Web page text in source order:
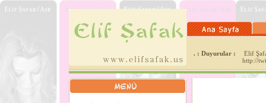
. : Duyurular :
Elif
http://